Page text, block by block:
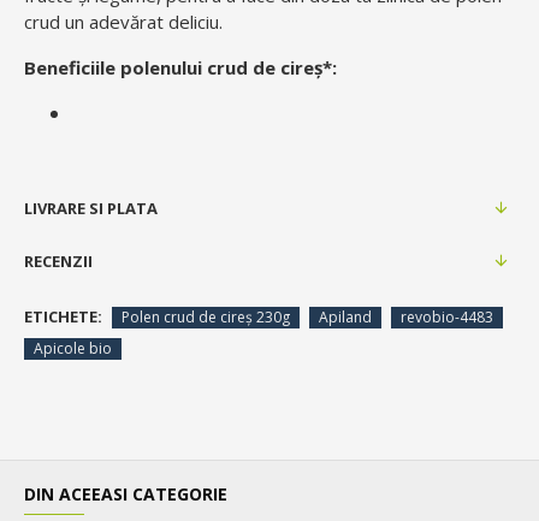
crud un adevărat deliciu.
Beneficiile polenului crud de cireș*:
LIVRARE SI PLATA
RECENZII
ETICHETE: Polen crud de cireș 230g Apiland
revobio-4483
Apicole bio
DIN ACEEASI CATEGORIE